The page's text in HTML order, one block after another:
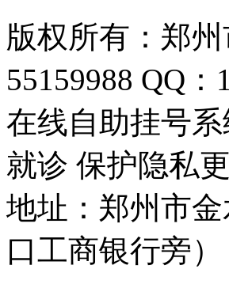
版权所有：郑
55159988 QQ：
在线自助挂号
就诊 保护隐私
地址：郑州市
口工商银行旁）